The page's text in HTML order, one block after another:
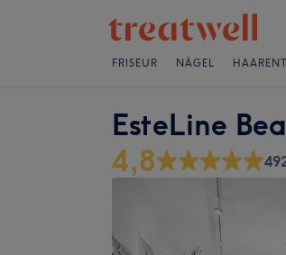
FRISEUR NÄGEL
EsteLine
4,8